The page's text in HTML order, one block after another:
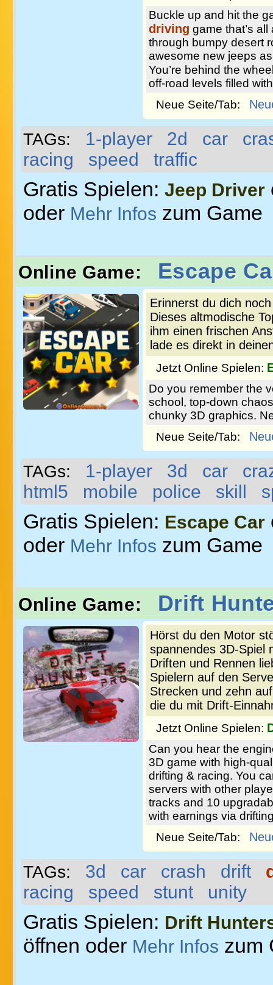
Buckle up and hit the
driving game that’s
through bumpy desert
awesome new jeeps
You’re behind the
off-road levels filled
Neue Seite/Tab:
TAGs: 1-player 2d car
racing
speed traffic
Gratis Spielen: Jeep Driver
oder Mehr Infos zum Game
Online Game: Escape
Erinnerst du dich
Dieses altmodische
ihm einen frischen
lade es direkt in
Jetzt Online Spielen:
Do you remember the
school, top-down
chunky 3D graphics.
Neue Seite/Tab:
TAGs: 1-player 3d car
html5
mobile police skill
Gratis Spielen: Escape Car
oder Mehr Infos zum Game
Online Game: Drift
Hörst du den Motor
spannendes 3D-Spiel
Driften und Rennen
Spielern auf den
Strecken und zehn
die du mit Drift-
Jetzt Online Spielen:
Can you hear the
3D game with high-
drifting & racing. You
servers with other
tracks and 10
with earnings via
Neue Seite/Tab:
TAGs: 3d car crash drift
racing
speed stunt unity
Gratis Spielen: Drift
öffnen oder Mehr Infos zum